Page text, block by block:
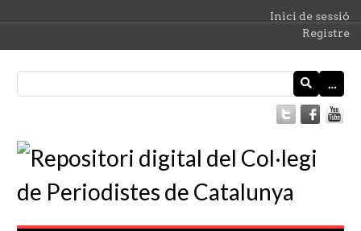
Inici de sessió
Registre
…